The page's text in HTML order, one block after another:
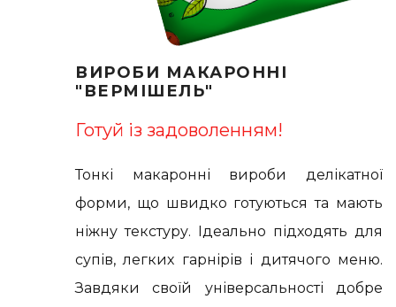
ВИРОБИ МАКАРОННІ
"ВЕРМІШЕЛЬ"
Готуй із задоволенням!
Тонкі макаронні вироби делікатної
форми, що швидко готуються та мають
ніжну текстуру. Ідеально підходять для
супів, легких гарнірів і дитячого меню.
Завдяки своїй універсальності добре